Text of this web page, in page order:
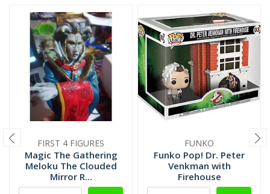
FIRST 4 FIGURES
Magic The Gathering
Meloku The Clouded
Mirror R...
FUNKO
Funko Pop! Dr. Peter
Venkman with
Firehouse